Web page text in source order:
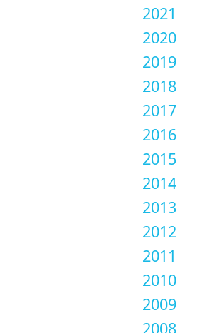
2021
2020
2019
2018
2017
2016
2015
2014
2013
2012
2011
2010
2009
2008